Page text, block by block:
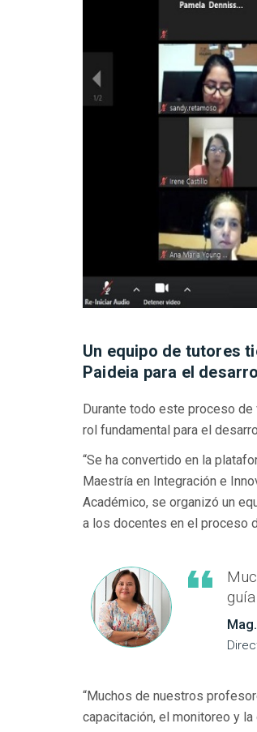
Un equipo de tutores
Paideia para el
Durante todo este proceso de
rol fundamental para el
“Se ha convertido en la
Maestría en Integración e
Académico, se organizó un
a los docentes en el proceso
“Muchos de nuestros
capacitación, el monitoreo y